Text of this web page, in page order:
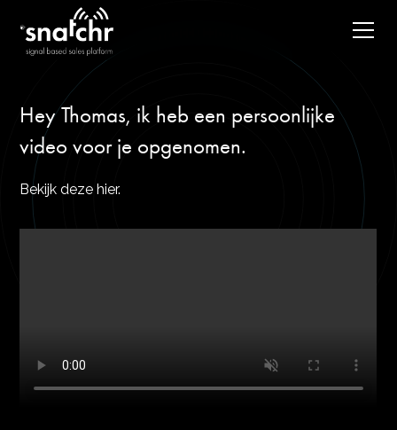
Hey Thomas, ik heb een persoonlijke
video voor je opgenomen.
Bekijk deze hier.